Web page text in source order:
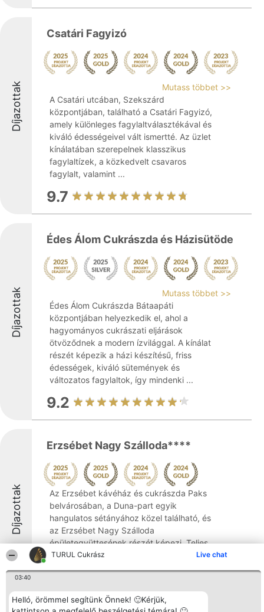
TURUL Cukrász Live chat
03:40
Helló, örömmel segítünk Önnek! 🙂Kérjük,
Díjazottak
Csatári Fagyizó
Mutass többet >>
A Csatári utcában, Szekszárd
központjában, található a Csatári Fagyizó,
amely különleges fagylaltválasztékával és
kiváló édességeivel vált ismertté. Az üzlet
kínálatában szerepelnek klasszikus
fagylaltízek, a közkedvelt csavaros
fagylalt, valamint ...
9.7
Díjazottak
Édes Álom Cukrászda és Házisütöde
Mutass többet >>
Édes Álom Cukrászda Bátaapáti
központjában helyezkedik el, ahol a
hagyományos cukrászati eljárások
ötvöződnek a modern ízvilággal. A kínálat
részét képezik a házi készítésű, friss
édességek, kiváló sütemények és
változatos fagylaltok, így mindenki ...
9.2
Díjazottak
Erzsébet Nagy Szálloda****
Az Erzsébet kávéház és cukrászda Paks
belvárosában, a Duna-part egyik
hangulatos sétányához közel található, és
az Erzsébet Nagy Szálloda
épületegyüttesének részét képezi. Teljes
körűen felújított, mégis megőrzött
9.5